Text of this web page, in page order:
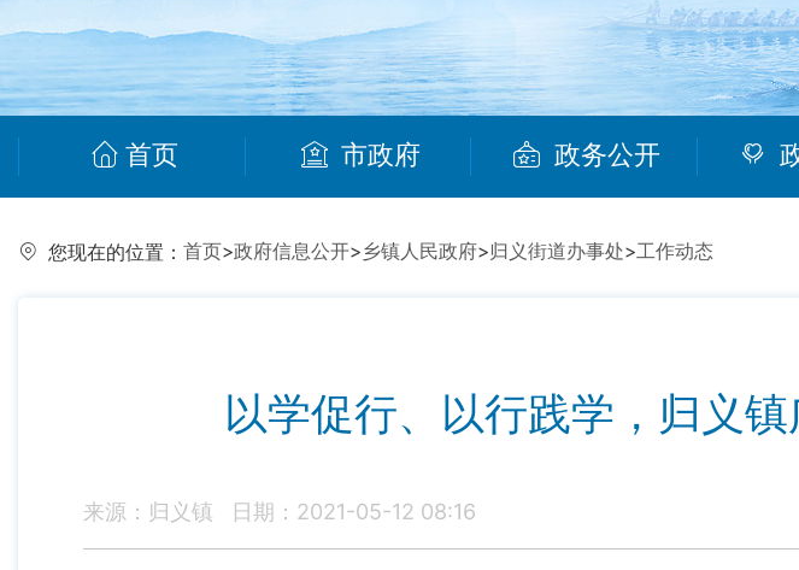
首页 市政府 政务公开
您现在的位置： 首页>政府信息公开>乡镇人民政府>归义街道办事处>工作动态
以学促行、以行践学，归义
来源：归义镇 日期：2021-05-12 08:16